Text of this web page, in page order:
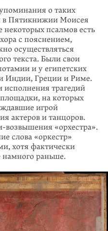
о таких
в Пятикнижии Моисея
некоторых псалмов есть
с пояснением,
осуществляться
текста. Были свои
и у египетских
Индии, Греции и Риме.
исполнения трагедий
на которых
игрой
актеров и танцоров.
возвышения «орхестра».
слова «оркестр»
хотя фактически
намного раньше.